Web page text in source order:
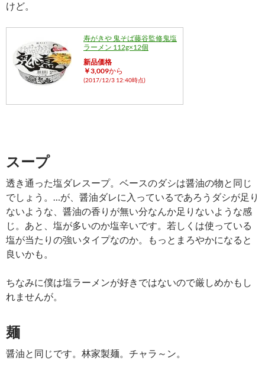
けど。
寿がきや 鬼そば藤谷監修鬼塩
ラーメン 112g×12個
新品価格
￥3,009から
(2017/12/3 12:40時点)
スープ
透き通った塩ダレスープ。ベースのダシは醤油の物と同じ
でしょう。…が、醤油ダレに入っているであろうダシが足り
ないような、醤油の香りが無い分なんか足りないような感
じ。あと、塩が多いのか塩辛いです。若しくは使っている
塩が当たりの強いタイプなのか。もっとまろやかになると
良いかも。
ちなみに僕は塩ラーメンが好きではないので厳しめかもし
れませんが。
麺
醤油と同じです。林家製麺。チャラ～ン。